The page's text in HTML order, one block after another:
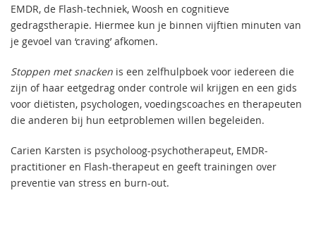
EMDR, de Flash-techniek, Woosh en cognitieve
gedragstherapie. Hiermee kun je binnen vijftien minuten van
je gevoel van ‘craving’ afkomen.
Stoppen met snacken is een zelfhulpboek voor iedereen die
zijn of haar eetgedrag onder controle wil krijgen en een gids
voor diëtisten, psychologen, voedingscoaches en therapeuten
die anderen bij hun eetproblemen willen begeleiden.
Carien Karsten is psycholoog-psychotherapeut, EMDR-
practitioner en Flash-therapeut en geeft trainingen over
preventie van stress en burn-out.